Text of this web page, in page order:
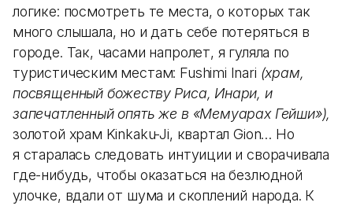
логике: посмотреть те места, о которых так
много слышала, но и дать себе потеряться в
городе. Так, часами напролет, я гуляла по
туристическим местам: Fushimi Inari (храм,
посвященный божеству Риса, Инари, и
запечатленный опять же в «Мемуарах Гейши»),
золотой храм Kinkaku-Ji, квартал Gion… Но
я старалась следовать интуиции и сворачивала
где-нибудь, чтобы оказаться на безлюдной
улочке, вдали от шума и скоплений народа. К